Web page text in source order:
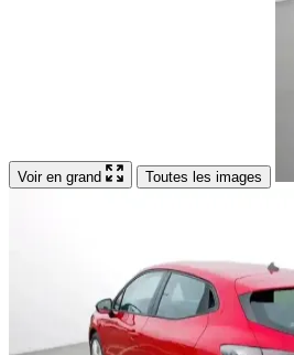
Voir en grand Toutes les images